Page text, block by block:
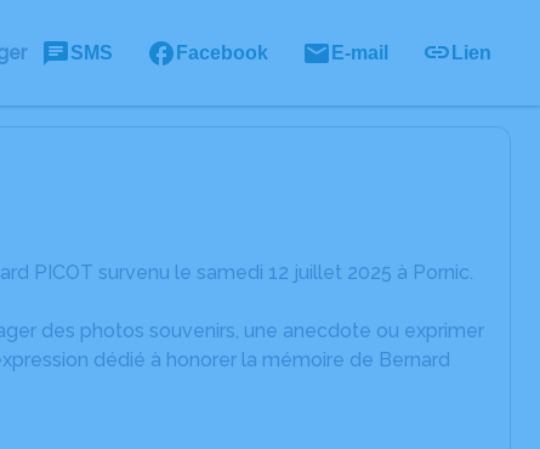
SMS Facebook E-mail Lien
PICOT survenu le samedi 12 juillet 2025 à Pornic.
des photos souvenirs, une anecdote ou exprimer
dédié à honorer la mémoire de Bernard